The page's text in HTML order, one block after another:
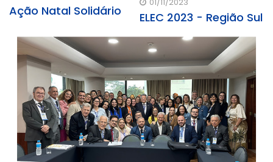
Ação Natal Solidário ELEC 2023 - Região Sul